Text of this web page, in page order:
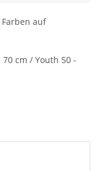
Farben auf
cm / Youth 50 -